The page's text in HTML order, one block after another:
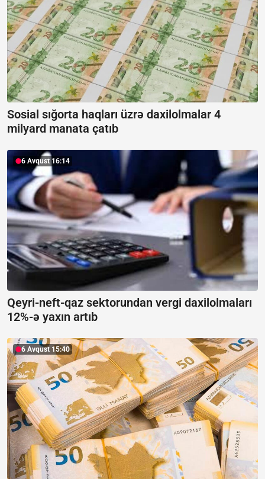
Sosial sığorta haqları üzrə daxilolmalar 4
milyard manata çatıb
6 Avqust 16:14
Qeyri-neft-qaz sektorundan vergi daxilolmaları
12%-ə yaxın artıb
6 Avqust 15:40